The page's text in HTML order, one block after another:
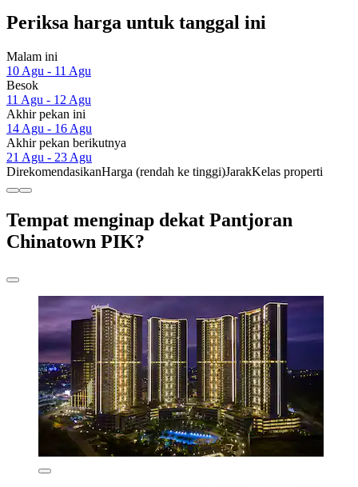
Periksa harga untuk tanggal ini
Malam ini
10 Agu - 11 Agu
Besok
11 Agu - 12 Agu
Akhir pekan ini
14 Agu - 16 Agu
Akhir pekan berikutnya
21 Agu - 23 Agu
DirekomendasikanHarga (rendah ke tinggi)JarakKelas properti
Tempat menginap dekat Pantjoran
Chinatown PIK?